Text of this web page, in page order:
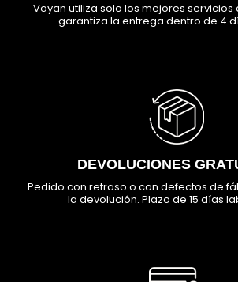
Voyan utiliza solo los mejores
garantiza la entrega dentro de 4
DEVOLUCIONES
Pedido con retraso o con defectos de
la devolución. Plazo de 15 días